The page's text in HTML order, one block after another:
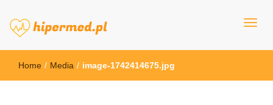
hipermed.pl
Home / Media / image-1742414675.jpg